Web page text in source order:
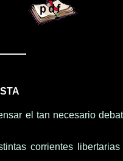
el tan necesario
corrientes